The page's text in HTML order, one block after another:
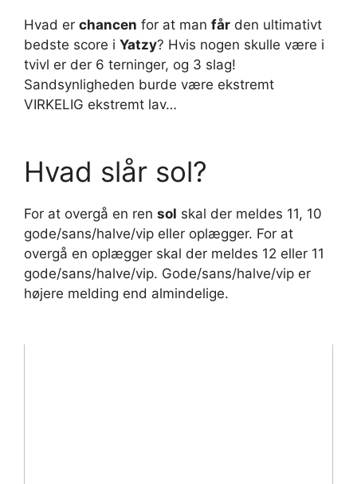
Hvad er chancen for at man får den ultimativt
bedste score i Yatzy? Hvis nogen skulle være i
tvivl er der 6 terninger, og 3 slag!
Sandsynligheden burde være ekstremt
VIRKELIG ekstremt lav…
Hvad slår sol?
For at overgå en ren sol skal der meldes 11, 10
gode/sans/halve/vip eller oplægger. For at
overgå en oplægger skal der meldes 12 eller 11
gode/sans/halve/vip. Gode/sans/halve/vip er
højere melding end almindelige.